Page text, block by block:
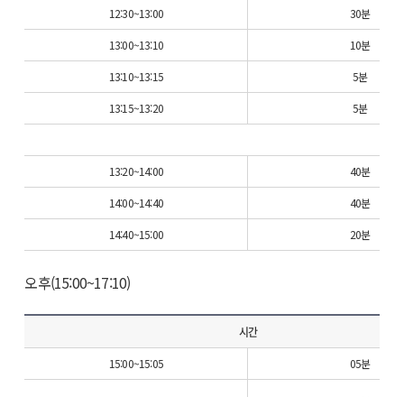
12:30~13:00 30분
13:00~13:10 10분
13:10~13:15 5분
13:15~13:20 5분
13:20~14:00 40분
14:00~14:40 40분
14:40~15:00 20분
오후(15:00~17:10)
시간
15:00~15:05 05분